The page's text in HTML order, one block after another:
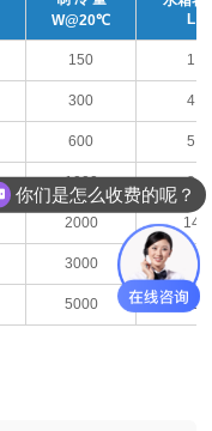
W@20℃
L
150 1
300 4
600 5
1000 8
2000 14
3000 40
5000 40
你们是怎么收费的呢？